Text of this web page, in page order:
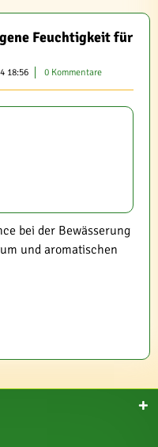
Feuchtigkeit für
18:56 0 Kommentare
bei der Bewässerung
und aromatischen